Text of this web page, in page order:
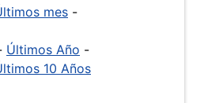
mes -
Últimos Año -
10 Años